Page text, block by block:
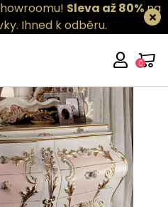
Sleva až 80%na
Ihned k odběru.
0